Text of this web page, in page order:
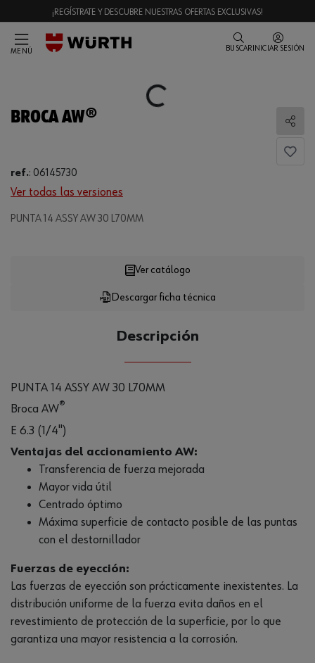
¡REGÍSTRATE Y DESCUBRE NUESTRAS OFERTAS EXCLUSIVAS!
MENÚ BUSCAR INICIAR SESIÓN
Loading...
BROCA AW®
ref.: 06145730
Ver todas las versiones
PUNTA 14 ASSY AW 30 L70MM
Loading...
Descargar ficha técnica
Ver catálogo
Descripción
PUNTA 14 ASSY AW 30 L70MM
Broca AW®
E 6.3 (1/4")
Ventajas del accionamiento AW:
Transferencia de fuerza mejorada
Mayor vida útil
Centrado óptimo
Máxima superficie de contacto posible de las puntas
con el destornillador
Fuerzas de eyección:
Las fuerzas de eyección son prácticamente inexistentes. La
distribución uniforme de la fuerza evita daños en el
revestimiento de protección de la superficie, por lo que
garantiza una mayor resistencia a la corrosión.